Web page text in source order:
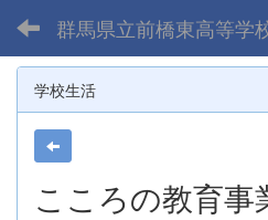
群馬県立前橋東高等学
学校生活
こころの教育事